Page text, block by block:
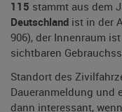
115 stammt aus dem
Deutschland ist in der
906), der Innenraum
sichtbaren
Standort des
Daueranmeldung und
dann interessant,